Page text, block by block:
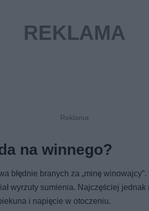
na winnego?
błędnie branych za „minę
wyrzuty sumienia. Najczęściej
i napięcie w otoczeniu.